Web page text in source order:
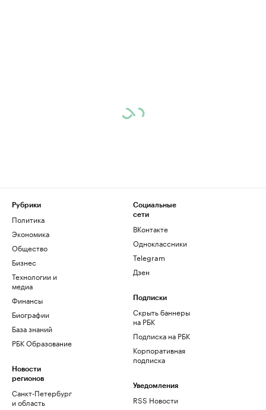
Рубрики
Политика
Экономика
Общество
Бизнес
Технологии и
медиа
Финансы
Биографии
База знаний
РБК Образование
Новости
регионов
Санкт-Петербург
и область
Социальные
сети
ВКонтакте
Одноклассники
Telegram
Дзен
Подписки
Скрыть баннеры
на РБК
Подписка на РБК
Корпоративная
подписка
Уведомления
RSS Новости